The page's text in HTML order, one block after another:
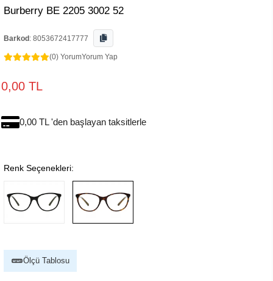
Burberry BE 2205 3002 52
Barkod : 8053672417777
(0) YorumYorum Yap
0,00 TL
0,00 TL 'den başlayan taksitlerle
Renk Seçenekleri:
Ölçü Tablosu